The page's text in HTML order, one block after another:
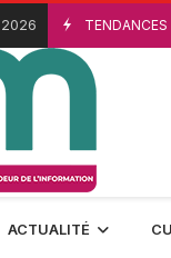
TENDANCES
3 Août 2026
ACTUALITÉ